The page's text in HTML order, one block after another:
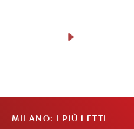
MILANO: I PIÙ LETTI